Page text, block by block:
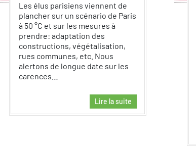
Les élus parisiens viennent de
plancher sur un scénario de Paris
à 50 °C et sur les mesures à
prendre: adaptation des
constructions, végétalisation,
rues communes, etc. Nous
alertons de longue date sur les
carences…
Lire la suite